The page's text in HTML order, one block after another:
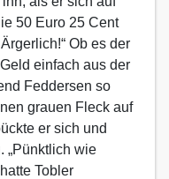
50 Euro 25 Cent
Ob es der
einfach aus der
Feddersen so
grauen Fleck auf
er sich und
„Pünktlich wie
Tobler